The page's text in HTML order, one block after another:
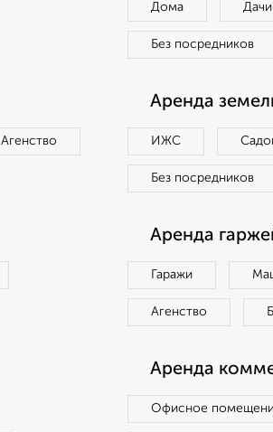
Дома Дачи
Без посредников
Агенство
Аренда
ИЖС
Без посредников
Аренда
Гаражи
Агенство
Аренда
Офисное